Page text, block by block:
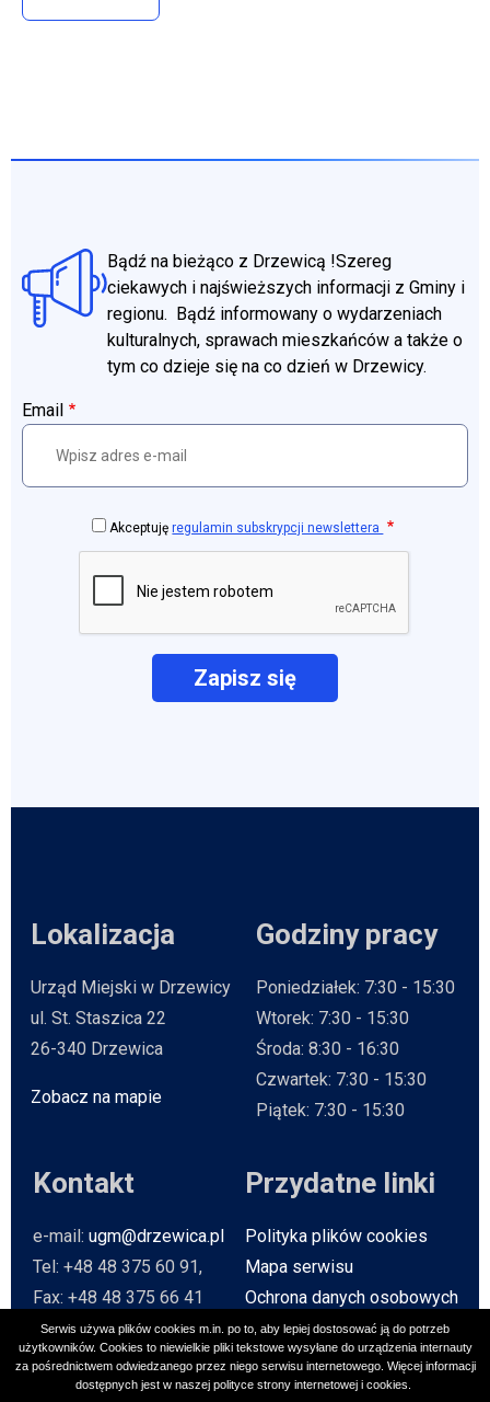
Bądź na bieżąco z Drzewicą !Szereg
ciekawych i najświeższych informacji z Gminy i
regionu. Bądź informowany o wydarzeniach
kulturalnych, sprawach mieszkańców a także o
tym co dzieje się na co dzień w Drzewicy.
Email
Akceptujęregulamin subskrypcji newslettera
Lokalizacja
Urząd Miejski w Drzewicy
ul. St. Staszica 22
26-340 Drzewica
Zobacz na mapieWill open in new tab
Godziny pracy
Poniedziałek: 7:30 - 15:30
Wtorek: 7:30 - 15:30
Środa: 8:30 - 16:30
Czwartek: 7:30 - 15:30
Piątek: 7:30 - 15:30
Kontakt
e-mail: ugm@drzewica.pl
Tel: +48 48 375 60 91,
Fax: +48 48 375 66 41
Przydatne linki
Polityka plików cookies
Mapa serwisu
Ochrona danych osobowych
Baza Teleadresowa
Strona archiwalnaWill open in
Serwis używa plików cookies m.in. po to, aby lepiej dostosować ją do potrzeb
użytkowników. Cookies to niewielkie pliki tekstowe wysyłane do urządzenia internauty
za pośrednictwem odwiedzanego przez niego serwisu internetowego. Więcej informacji
dostępnych jest w naszej polityce strony internetowej i cookies.